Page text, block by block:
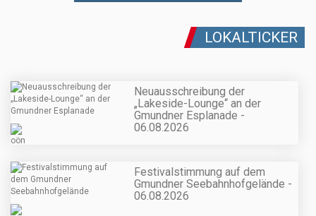
LOKALTICKER
Neuausschreibung der
„Lakeside-Lounge“ an der
Gmundner Esplanade -
06.08.2026
Festivalstimmung auf dem
Gmundner Seebahnhofgelände -
06.08.2026